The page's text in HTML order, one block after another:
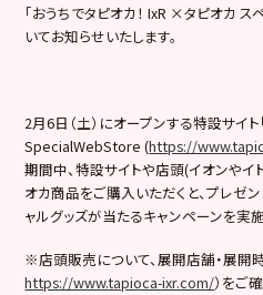
「おうちでタピオカ！ IxR ×タピオカ
いてお知らせいたします。
2月6日（土）にオープンする特設サイ
SpecialWebStore (https://
期間中、特設サイトや店頭(イオンや
オカ商品をご購入いただくと、プレゼ
ャルグッズが当たるキャンペーンを実施
※店頭販売について、展開店舗・展開
https://www.tapioca-ixr.com/）をご